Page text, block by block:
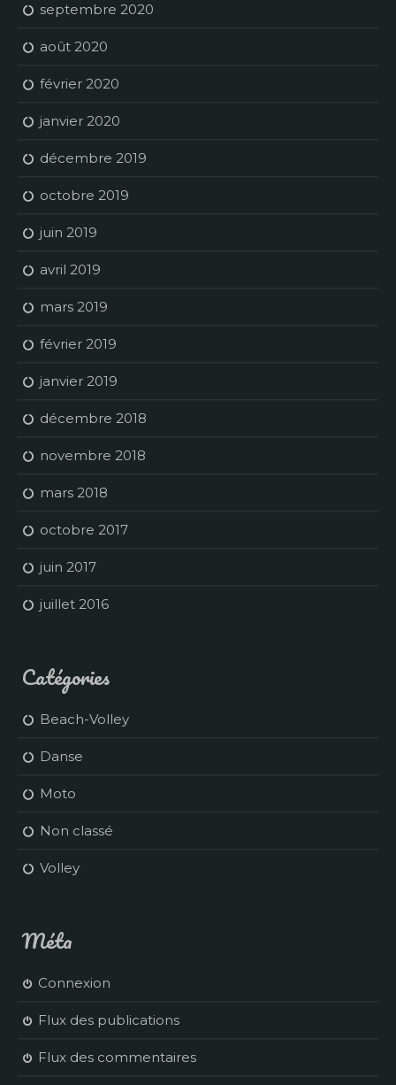
septembre 2020
août 2020
février 2020
janvier 2020
décembre 2019
octobre 2019
juin 2019
avril 2019
mars 2019
février 2019
janvier 2019
décembre 2018
novembre 2018
mars 2018
octobre 2017
juin 2017
juillet 2016
Catégories
Beach-Volley
Danse
Moto
Non classé
Volley
Méta
Connexion
Flux des publications
Flux des commentaires